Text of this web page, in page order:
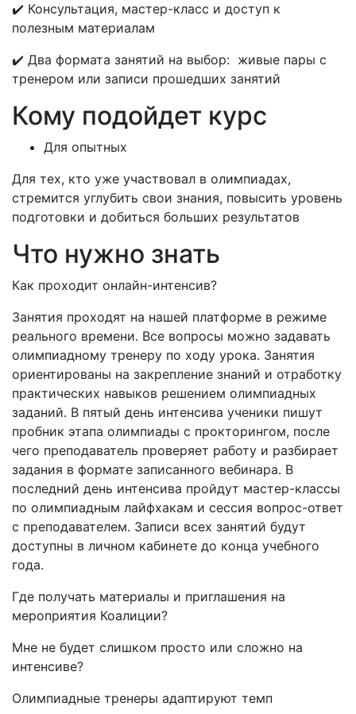
✔️ Консультация, мастер-класс и доступ к
полезным материалам
✔️ Два формата занятий на выбор: живые пары с
тренером или записи прошедших занятий
Кому подойдет курс
Для опытных
Для тех, кто уже участвовал в олимпиадах,
стремится углубить свои знания, повысить уровень
подготовки и добиться больших результатов
Что нужно знать
Как проходит онлайн-интенсив?
Занятия проходят на нашей платформе в режиме
реального времени. Все вопросы можно задавать
олимпиадному тренеру по ходу урока. Занятия
ориентированы на закрепление знаний и отработку
практических навыков решением олимпиадных
заданий. В пятый день интенсива ученики пишут
пробник этапа олимпиады с прокторингом, после
чего преподаватель проверяет работу и разбирает
задания в формате записанного вебинара. В
последний день интенсива пройдут мастер-классы
по олимпиадным лайфхакам и сессия вопрос-ответ
с преподавателем. Записи всех занятий будут
доступны в личном кабинете до конца учебного
года.
Где получать материалы и приглашения на
мероприятия Коалиции?
Мне не будет слишком просто или сложно на
интенсиве?
Олимпиадные тренеры адаптируют темп